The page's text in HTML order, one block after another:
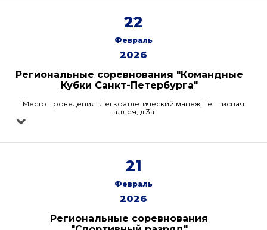
22
Февраль
2026
Региональные соревнования "Командные
Кубки Санкт-Петербурга"
Место проведения: Легкоатлетический манеж, Теннисная
аллея, д.3а
21
Февраль
2026
Региональные соревнования